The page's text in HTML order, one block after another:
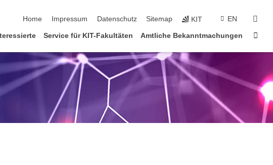
Home
Impressum Datenschutz Sitemap KIT EN
Service für KIT-Fakultäten Amtliche Bekanntmachungen